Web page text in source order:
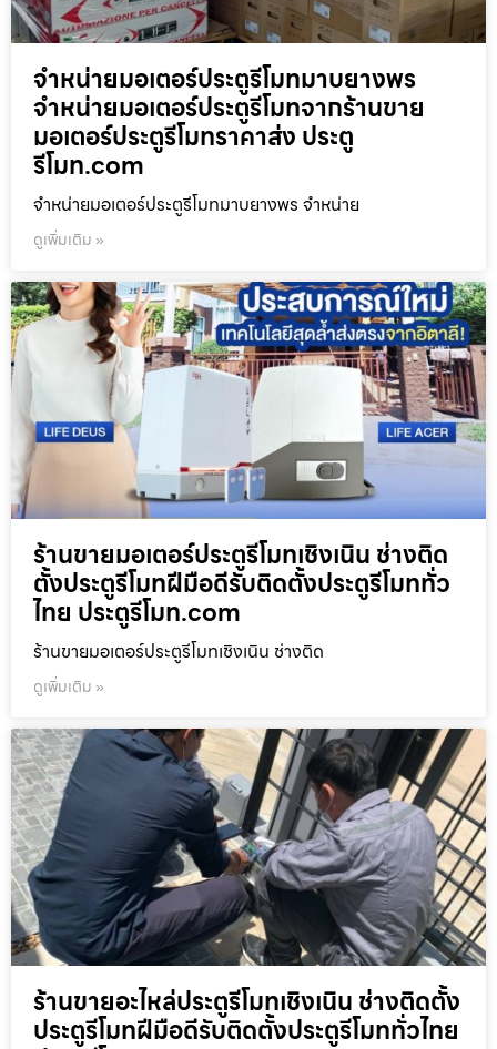
จำหน่ายมอเตอร์ประตูรีโมทมาบยางพร
จำหน่ายมอเตอร์ประตูรีโมทจากร้านขาย
มอเตอร์ประตูรีโมทราคาส่ง ประตู
รีโมท.com
จำหน่ายมอเตอร์ประตูรีโมทมาบยางพร จำหน่าย
ดูเพิ่มเติม »
ร้านขายมอเตอร์ประตูรีโมทเชิงเนิน ช่างติด
ตั้งประตูรีโมทฝีมือดีรับติดตั้งประตูรีโมททั่ว
ไทย ประตูรีโมท.com
ร้านขายมอเตอร์ประตูรีโมทเชิงเนิน ช่างติด
ดูเพิ่มเติม »
ร้านขายอะไหล่ประตูรีโมทเชิงเนิน ช่างติดตั้ง
ประตูรีโมทฝีมือดีรับติดตั้งประตูรีโมททั่วไทย